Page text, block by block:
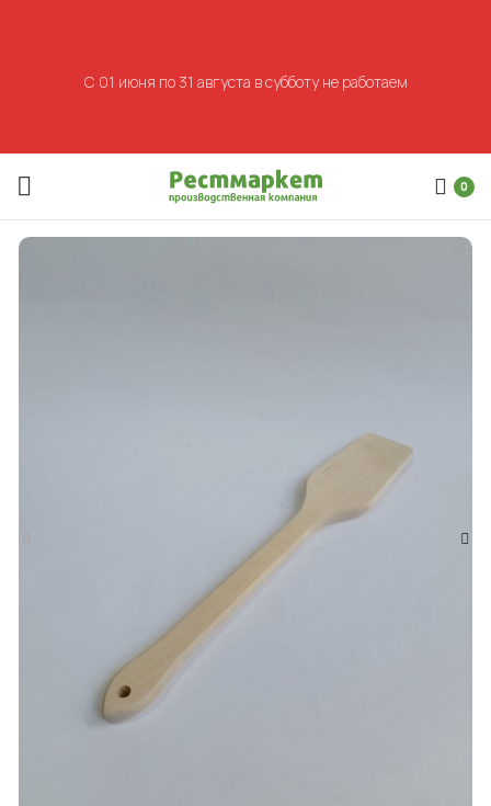
0
С 01 июня по 31 августа в субботу не работаем